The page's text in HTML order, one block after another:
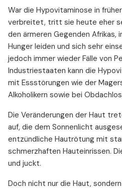
War die Hypovitaminose in
verbreitet, tritt sie heute eher
den ärmeren Gegenden Afrikas,
Hunger leiden und sich sehr
jedoch immer wieder Fälle von
Industriestaaten kann die
mit Essstörungen wie der
Alkoholikern sowie bei
Die Veränderungen der Haut
auf, die dem Sonnenlicht
entzündliche Hautrötung mit
schmerzhaften Hauteinrissen.
und juckt.
Doch nicht nur die Haut,